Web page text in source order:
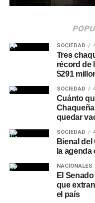
Minutos antes de la
también retiró el
de Manejo del Fuego,
para su aprobación. La
destino de tierras
recibido
peronismo como de
Con la caída de ambos
reducido respecto de
Poder Ejecutivo a fines
además marcada por
inmediaciones del
organizaciones
SOCIEDAD
Tres
récord de
$291
SOCIEDAD
Cuánto
quedar
SOCIEDAD
Bienal
la
NACIONALES
El
que
el país